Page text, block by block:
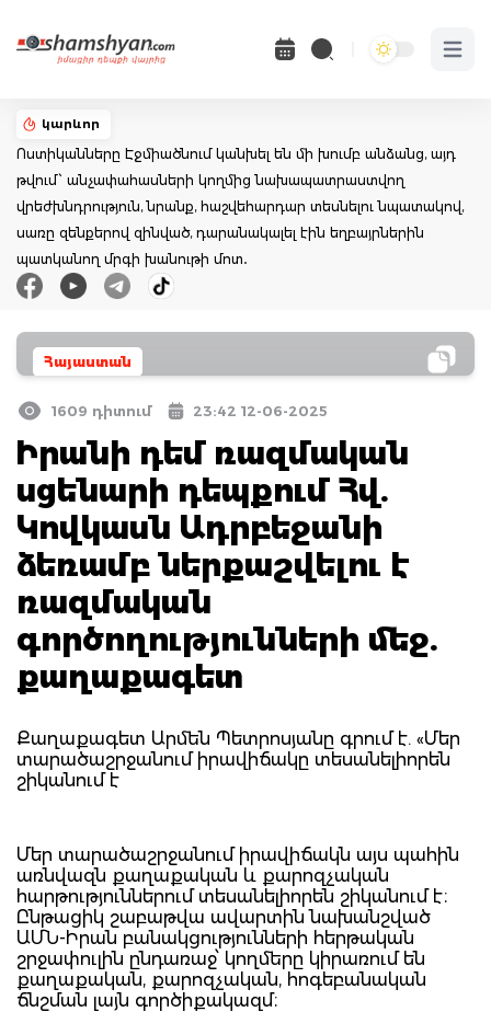
Open
կարևոր
Ոստիկանները Էջմիածնում կանխել են մի խումբ անձանց, այդ
թվում՝ անչափահասների կողմից նախապատրաստվող
վրեժխնդրություն, նրանք, հաշվեհարդար տեսնելու նպատակով,
սառը զենքերով զինված, դարանակալել էին եղբայրներին
պատկանող մրգի խանութի մոտ․
Հայաստան
1609 դիտում 23:42 12-06-2025
Իրանի դեմ ռազմական
սցենարի դեպքում Հվ.
Կովկասն Ադրբեջանի
ձեռամբ ներքաշվելու է
ռազմական
գործողությունների մեջ.
քաղաքագետ
Քաղաքագետ Արմեն Պետրոսյանը գրում է. «Մեր
տարածաշրջանում իրավիճակը տեսանելիորեն
շիկանում է
Մեր տարածաշրջանում իրավիճակն այս պահին
առնվազն քաղաքական և քարոզչական
հարթություններում տեսանելիորեն շիկանում է։
Ընթացիկ շաբաթվա ավարտին նախանշված
ԱՄՆ-Իրան բանակցությունների հերթական
շրջափուլին ընդառաջ՝ կողմերը կիրառում են
քաղաքական, քարոզչական, հոգեբանական
ճնշման լայն գործիքակազմ։